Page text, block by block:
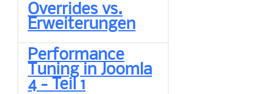
Overrides vs.
Erweiterungen
Performance
Tuning in Joomla
4 - Teil 1